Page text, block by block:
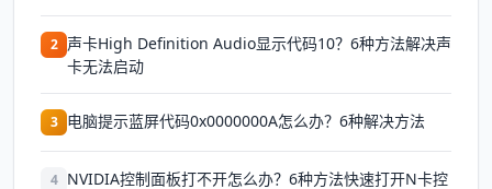
2 声卡High Definition Audio显示代码10？6种方法解决声
卡无法启动
3 电脑提示蓝屏代码0x0000000A怎么办？6种解决方法
4 NVIDIA控制面板打不开怎么办？6种方法快速打开N卡控